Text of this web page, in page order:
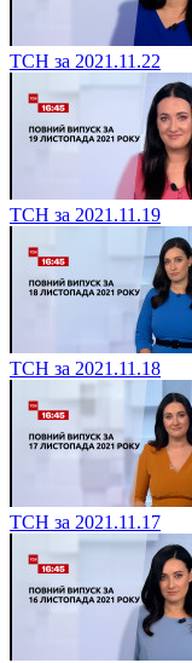
ТСН за 2021.11.22
ТСН за 2021.11.19
ТСН за 2021.11.18
ТСН за 2021.11.17